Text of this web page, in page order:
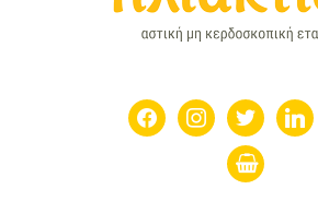
facebookinstagramtwitter linkedin
shopping-
basket